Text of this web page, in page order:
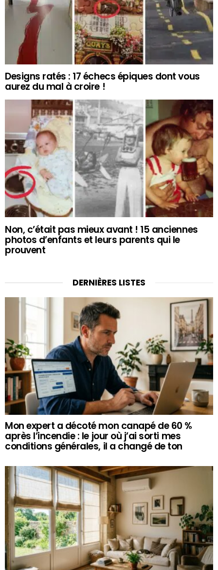
Designs ratés : 17 échecs épiques dont vous
aurez du mal à croire !
Non, c’était pas mieux avant ! 15 anciennes
photos d’enfants et leurs parents qui le
prouvent
DERNIÈRES LISTES
Mon expert a décoté mon canapé de 60 %
après l’incendie : le jour où j’ai sorti mes
conditions générales, il a changé de ton